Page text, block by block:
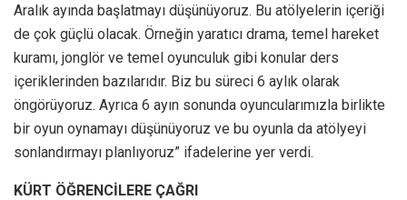
Aralık ayında başlatmayı düşünüyoruz. Bu atölyelerin içeriği
de çok güçlü olacak. Örneğin yaratıcı drama, temel hareket
kuramı, jonglör ve temel oyunculuk gibi konular ders
içeriklerinden bazılarıdır. Biz bu süreci 6 aylık olarak
öngörüyoruz. Ayrıca 6 ayın sonunda oyuncularımızla birlikte
bir oyun oynamayı düşünüyoruz ve bu oyunla da atölyeyi
sonlandırmayı planlıyoruz” ifadelerine yer verdi.
KÜRT ÖĞRENCİLERE ÇAĞRI